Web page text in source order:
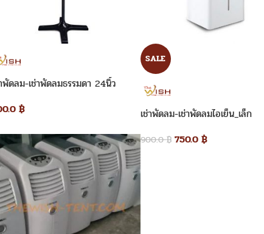
พัดลม-เช่าพัดลมธรรมดา 24นิ้ว
฿
SALE
เช่าพัดลม-เช่าพัดลมไอเย็น_เล็ก
900.0฿ 750.0 ฿